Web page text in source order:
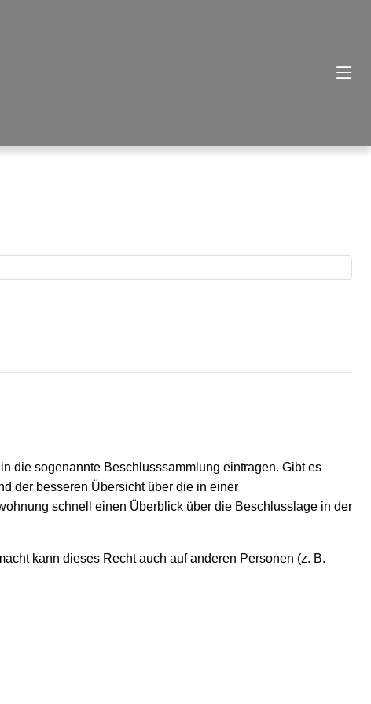
die sogenannte Beschlusssammlung eintragen. Gibt es
der besseren Übersicht über die in einer
schnell einen Überblick über die Beschlusslage in der
kann dieses Recht auch auf anderen Personen (z. B.